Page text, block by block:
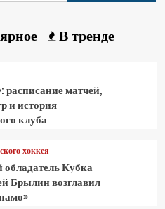
В тренде
матчей,
и история
клуба
хоккея
Кубка
Брылин возглавил